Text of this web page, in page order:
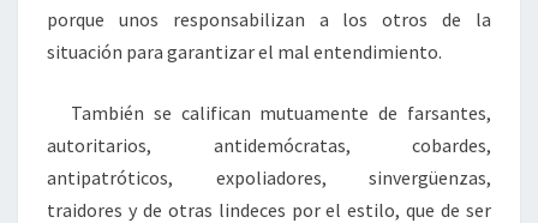
porque unos responsabilizan a los otros de la
situación para garantizar el mal entendimiento.
También se califican mutuamente de farsantes,
autoritarios, antidemócratas, cobardes,
antipatróticos, expoliadores, sinvergüenzas,
traidores y de otras lindeces por el estilo, que de ser